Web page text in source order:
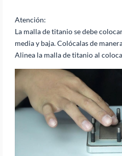
Atención:
La malla de titanio se debe
media y baja. Colócalas de
Alinea la malla de titanio al